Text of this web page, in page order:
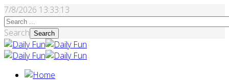
7/8/2026 13:33:14
Search Search